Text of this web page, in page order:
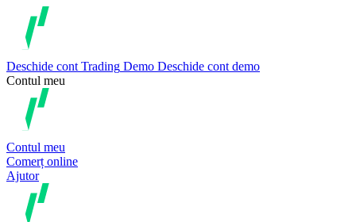
Deschide cont Trading Demo Deschide cont demo
Contul meu
Contul meu
Comerț online
Ajutor